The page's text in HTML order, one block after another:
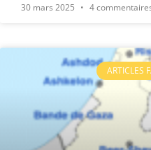
30 mars 2025 4
ARTICLES